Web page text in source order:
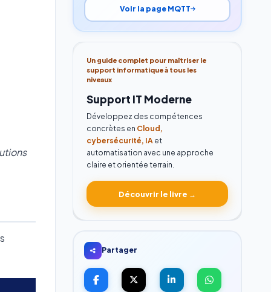
Voir la page MQTT
Un guide complet pour maîtriser le
support informatique à tous les
niveaux
Support IT Moderne
Développez des compétences
concrètes en Cloud,
cybersécurité, IAet
automatisation avec une approche
claire et orientée terrain.
Découvrir le livre →
Partager